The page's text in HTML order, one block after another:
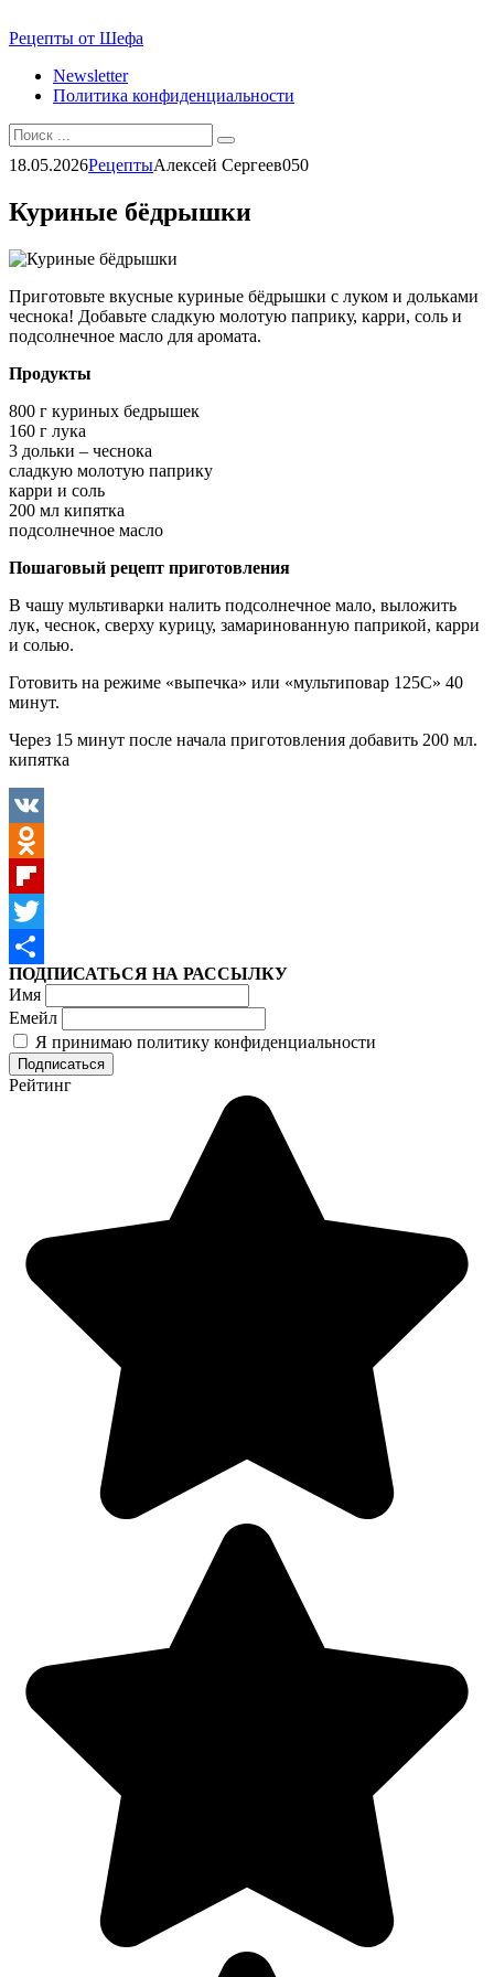
Перейти
контенту
Рецепты от Шефа
Newsletter
Политика конфиденциальности
Search
for:
18.05.2026РецептыАлексей Сергеев050
Куриные бёдрышки
Приготовьте вкусные куриные бёдрышки с луком и дольками
чеснока! Добавьте сладкую молотую паприку, карри, соль и
подсолнечное масло для аромата.
Продукты
800 г куриных бедрышек
160 г лука
3 дольки – чеснока
сладкую молотую паприку
карри и соль
200 мл кипятка
подсолнечное масло
Пошаговый рецепт приготовления
В чашу мультиварки налить подсолнечное мало, выложить
лук, чеснок, сверху курицу, замаринованную паприкой, карри
и солью.
Готовить на режиме «выпечка» или «мультиповар 125С» 40
минут.
Через 15 минут после начала приготовления добавить 200 мл.
кипятка
VK
Odnoklassniki
Flipboard
Twitter
Отправить
ПОДПИСАТЬСЯ НА РАССЫЛКУ
Имя
Емейл
Я принимаю политику конфиденциальности
Рейтинг